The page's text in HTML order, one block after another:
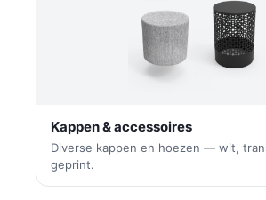
Kappen & accessoires
Diverse kappen en hoezen — wit,
geprint.